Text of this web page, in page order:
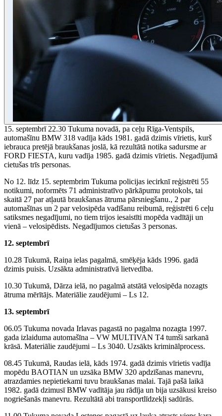
15. septembrī 22.30 Tukuma novadā, pa ceļu Rīga-Ventspils,
automašīnu BMW 318 vadīja kāds 1981. gadā dzimis vīrietis, kurš
iebrauca pretējā braukšanas joslā, kā rezultātā notika sadursme ar
FORD FIESTA, kuru vadīja 1985. gadā dzimis vīrietis. Negadījumā
cietušas trīs personas.
No 12. līdz 15. septembrim Tukuma policijas iecirknī reģistrēti 55
notikumi, noformēts 71 administratīvo pārkāpumu protokols, tai
skaitā 27 par atļautā braukšanas ātruma pārsniegšanu., 2 par
automašīnas un 2 par velosipēda vadīšanu reibumā, reģistrēti 6 ceļu
satiksmes negadījumi, no tiem trijos iesaistīti mopēda vadītāji un
vienā – velosipēdists. Negadījumos cietušas 3 personas.
12. septembrī
10.28 Tukumā, Raiņa ielas pagalmā, smēķēja kāds 1996. gadā
dzimis puisis. Uzsākta administratīvā lietvedība.
10.30 Tukumā, Dārza ielā, no pagalmā atstātā velosipēda nozagts
ātruma mērītājs. Materiālie zaudējumi – Ls 12.
13. septembrī
06.05 Tukuma novada Irlavas pagastā no pagalma nozagta 1997.
gada izlaiduma automašīna – VW MULTIVAN T4 tumši sarkanā
krāsā. Materiālie zaudējumi – Ls 3040. Uzsākts kriminālprocess.
08.45 Tukumā, Raudas ielā, kāds 1974. gadā dzimis vīrietis vadīja
mopēdu BAOTIAN un uzsāka BMW 320 apdzīšanas manevru,
atrazdamies nepietiekami tuvu braukšanas malai. Tajā pašā laikā
1982. gadā dzimusī BMW vadītāja jau rādīja un bija uzsākusi kreiso
nogriešanās manevru. Rezultātā abi transportlīdzekļi sadūrās.